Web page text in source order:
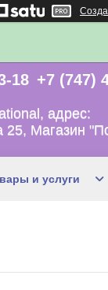
18 +7 (747)
адрес:
Магазин
и услуги